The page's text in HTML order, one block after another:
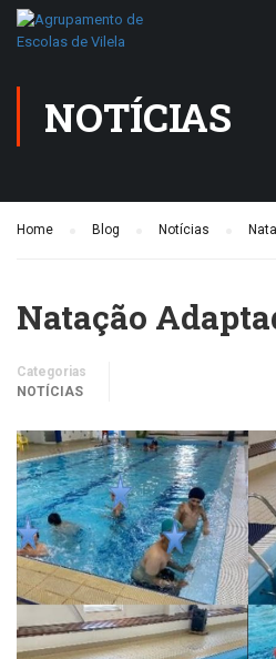
NOTÍCIAS
Home Blog Notícias
Natação
Categorias
NOTÍCIAS